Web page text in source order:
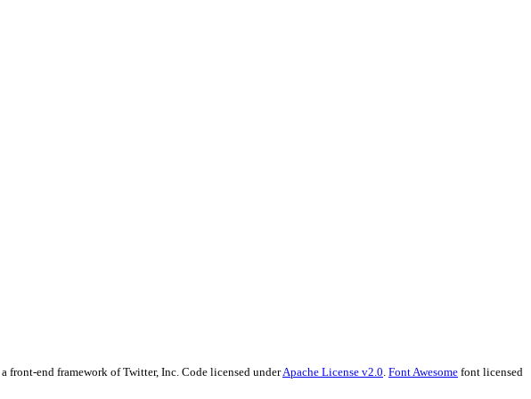
front-end framework of Twitter, Inc. Code licensed underApache License v2.0. Font Awesome font licensed